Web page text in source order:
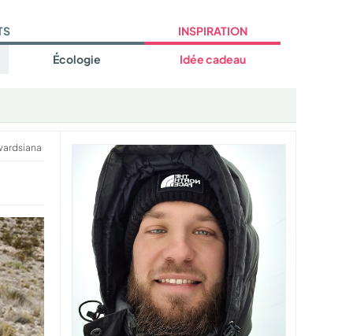
Écologie
INSPIRATION
Idée cadeau